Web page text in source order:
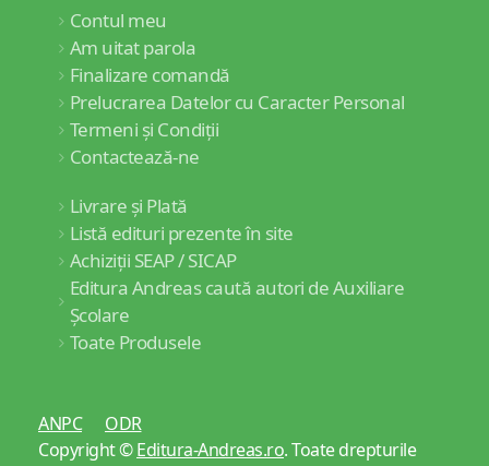
Contul meu
Am uitat parola
Finalizare comandă
Prelucrarea Datelor cu Caracter Personal
Termeni și Condiții
Contactează-ne
Livrare și Plată
Listă edituri prezente în site
Achiziții SEAP / SICAP
Editura Andreas caută autori de Auxiliare
Școlare
Toate Produsele
ANPC
ODR
Copyright ©Editura-Andreas.ro. Toate drepturile